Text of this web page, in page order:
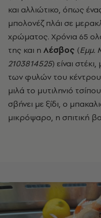
και αλλιώτικο, όπως
μπολονέζ πλάι σε
χρώματος. Χρόνια 65
της και η Λέσβος (Εμμ.
2103814525) είναι
των φυλών του κέντρου.
μιλά το μυτιληνιό
σβήνει με ξίδι, ο
μικρόψαρο, η σπιτική